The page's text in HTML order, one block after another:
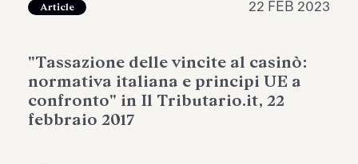
Article 22 FEB 2023
"Tassazione delle vincite al casinò:
normativa italiana e principi UE a
confronto" in Il Tributario.it, 22
febbraio 2017